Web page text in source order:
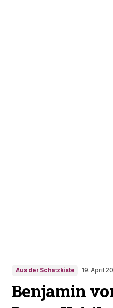
Aus der Schatzkiste 19. April
Benjamin